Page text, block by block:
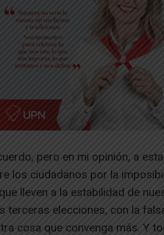
pero en mi opinión, a
los ciudadanos por la
lleven a la estabilidad de
terceras elecciones, con la
cosa que convenga más. Y